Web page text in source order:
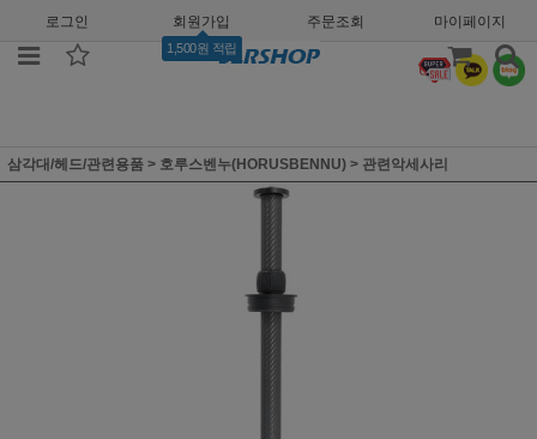
로그인 회원가입
1,500원 적립
주문조회 마이페이지
삼각대/헤드/관련용품 > 호루스벤누(HORUSBENNU) > 관련악세사리